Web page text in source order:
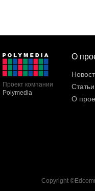
Проект компании
Polymedia
О
Статьи
О
Copyright